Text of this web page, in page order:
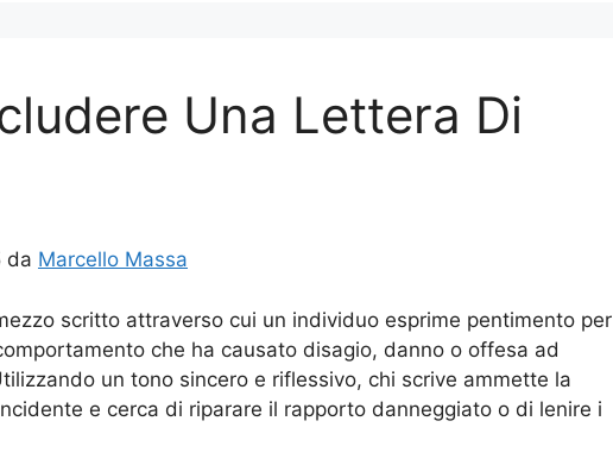
Una Lettera Di
da Marcello Massa
scritto attraverso cui un individuo esprime pentimento per
che ha causato disagio, danno o offesa ad
un tono sincero e riflessivo, chi scrive ammette la
e cerca di riparare il rapporto danneggiato o di lenire i